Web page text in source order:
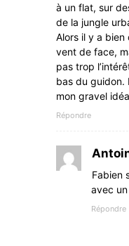
à un flat, sur
de la jungle
Alors il y a
vent de face,
pas trop
bas du guidon.
mon gravel
Répondre
Fabien
avec
Répondre